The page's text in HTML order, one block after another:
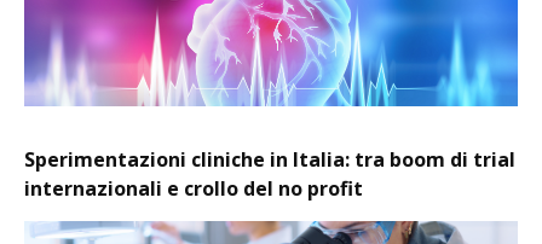
Sperimentazioni cliniche in Italia: tra boom di trial
internazionali e crollo del no profit